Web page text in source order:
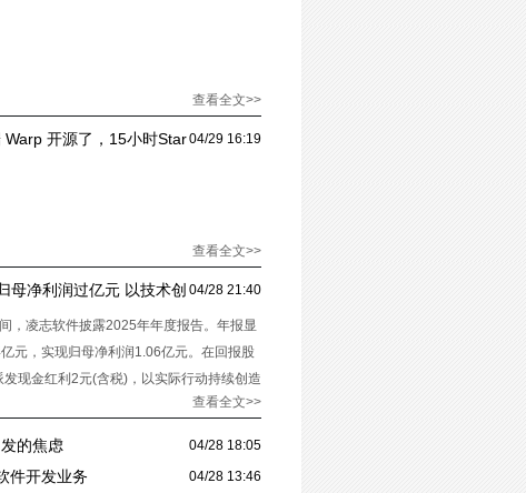
查看全文>>
04/29 16:19
开源了，15小时Star
查看全文>>
04/28 21:40
母净利润过亿元 以技术创
，凌志软件披露2025年年度报告。年报显
元，实现归母净利润1.06亿元。在回报股
现金红利2元(含税)，以实际行动持续创造
查看全文>>
04/28 18:05
的焦虑
04/28 13:46
件开发业务